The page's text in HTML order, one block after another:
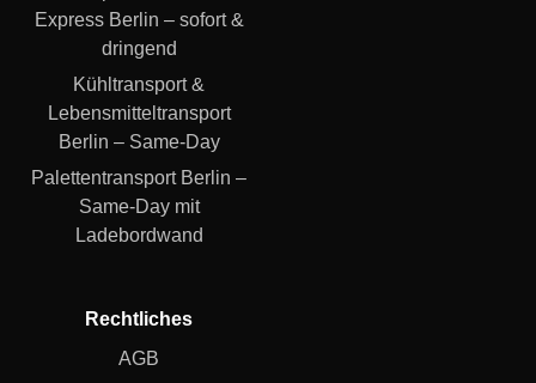
Express Berlin – sofort &
dringend
Kühltransport &
Lebensmitteltransport
Berlin – Same-Day
Palettentransport Berlin –
Same-Day mit
Ladebordwand
Rechtliches
AGB